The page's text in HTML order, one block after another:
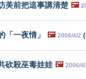
美前把這事講清楚 🖼️
「一夜情」 🖼️ 2006/4/2 (
砍殺巫毒娃娃 🖼️ 2006/4/